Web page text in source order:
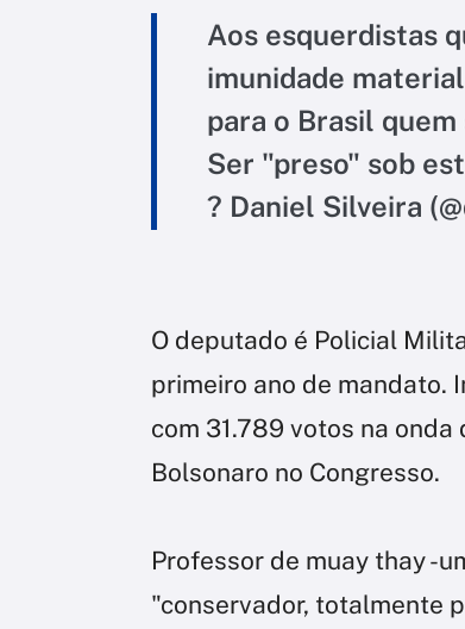
Aos esquerdistas
imunidade
para o Brasil
Ser "preso" sob
? Daniel Silveira
O deputado é Policial
primeiro ano de mandato.
com 31.789 votos na
Bolsonaro no Congresso.
Professor de muay thay -
"conservador, totalmente